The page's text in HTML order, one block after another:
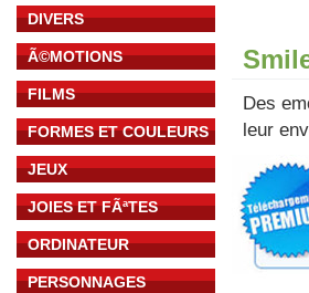
DIVERS
Ã©MOTIONS
FILMS
FORMES ET COULEURS
JEUX
JOIES ET FÃªTES
ORDINATEUR
PERSONNAGES
Des
leur